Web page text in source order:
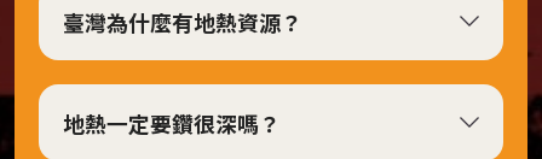
永
對
話
臺灣為什麼有地熱資源？
地熱一定要鑽很深嗎？